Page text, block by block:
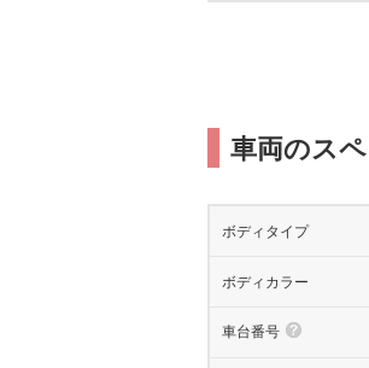
車両のス
ボディタイプ
ボディカラー
車台番号